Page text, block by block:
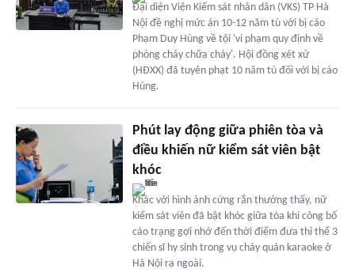
Đại diện Viện Kiểm sát nhân dân (VKS) TP Hà
Nội đề nghị mức án 10-12 năm tù với bị cáo
Phạm Duy Hùng về tội 'vi phạm quy định về
phòng cháy chữa cháy'. Hội đồng xét xử
(HĐXX) đã tuyên phạt 10 năm tù đối với bị cáo
Hùng.
Phút lay động giữa phiên tòa và
điều khiến nữ kiểm sát viên bật
khóc
Khác với hình ảnh cứng rắn thường thấy, nữ
kiểm sát viên đã bật khóc giữa tòa khi công bố
cáo trạng gợi nhớ đến thời điểm đưa thi thể 3
chiến sĩ hy sinh trong vụ cháy quán karaoke ở
Hà Nội ra ngoài.